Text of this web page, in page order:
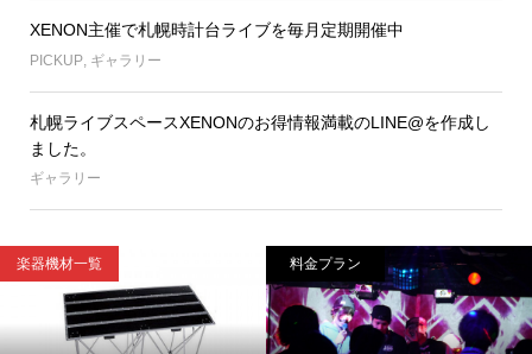
XENON主催で札幌時計台ライブを毎月定期開催中
PICKUP, ギャラリー
札幌ライブスペースXENONのお得情報満載のLINE@を作成し
ました。
ギャラリー
楽器機材一覧 料金プラン